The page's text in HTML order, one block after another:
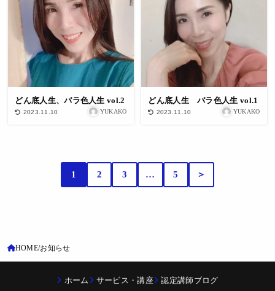
どん底人生、バラ色人生 vol.2
2023.11.10 YUKAKO
どん底人生 バラ色人生 vol.1
2023.11.10 YUKAKO
1 2 3 … 5 ＞
HOME お知らせ
ホーム サービス・講座 認定講師ブログ